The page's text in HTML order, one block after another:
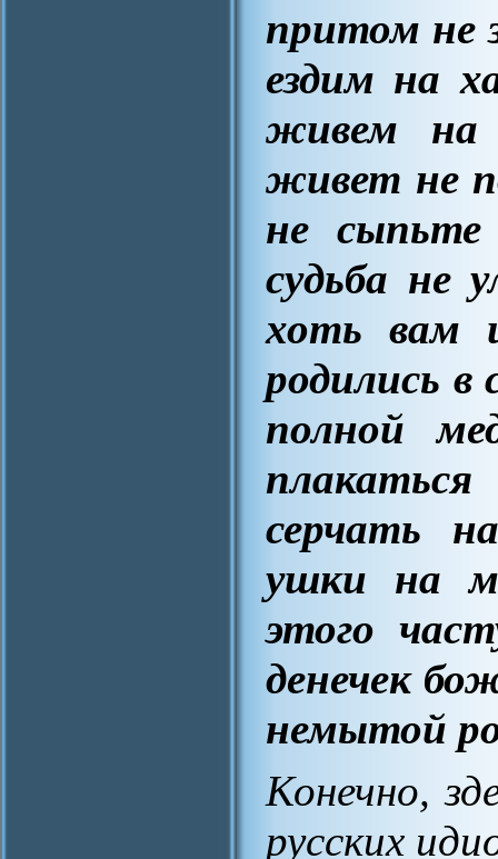
притом не
ездим на
живем
живет не
не
судьба не
хоть вам
родились в
полной
серчать
ушки на
этого
денечек
немытой
Конечно,
русских